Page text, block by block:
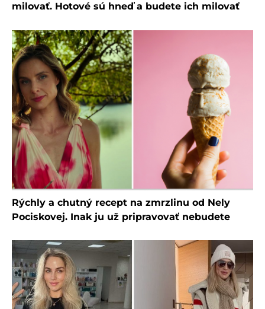
milovať. Hotové sú hneď a budete ich milovať
Rýchly a chutný recept na zmrzlinu od Nely
Pociskovej. Inak ju už pripravovať nebudete